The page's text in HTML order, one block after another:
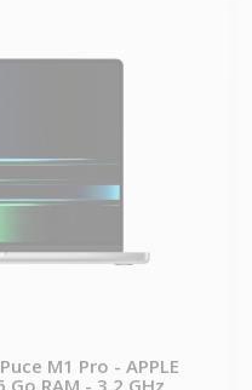
M1 Pro - APPLE
Go RAM - 3,2 GHz